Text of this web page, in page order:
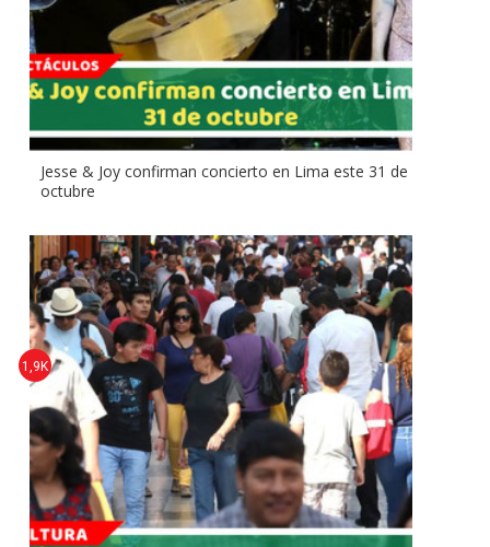
Jesse & Joy confirman concierto en Lima este 31 de
octubre
1,9K